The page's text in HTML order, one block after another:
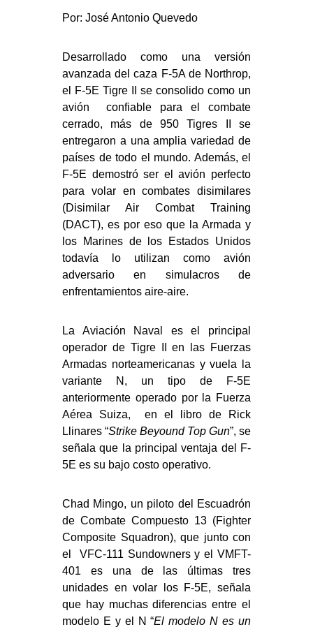
Por: José Antonio Quevedo
Desarrollado como una versión
avanzada del caza F-5A de Northrop,
el F-5E Tigre II se consolido como un
avión confiable para el combate
cerrado, más de 950 Tigres II se
entregaron a una amplia variedad de
países de todo el mundo. Además, el
F-5E demostró ser el avión perfecto
para volar en combates disimilares
(Disimilar Air Combat Training
(DACT), es por eso que la Armada y
los Marines de los Estados Unidos
todavía lo utilizan como avión
adversario en simulacros de
enfrentamientos aire-aire.
La Aviación Naval es el principal
operador de Tigre II en las Fuerzas
Armadas norteamericanas y vuela la
variante N, un tipo de F-5E
anteriormente operado por la Fuerza
Aérea Suiza, en el libro de Rick
Llinares “Strike Beyound Top Gun”, se
señala que la principal ventaja del F-
5E es su bajo costo operativo.
Chad Mingo, un piloto del Escuadrón
de Combate Compuesto 13 (Fighter
Composite Squadron), que junto con
el VFC-111 Sundowners y el VMFT-
401 es una de las últimas tres
unidades en volar los F-5E, señala
que hay muchas diferencias entre el
modelo E y el N “El modelo N es un